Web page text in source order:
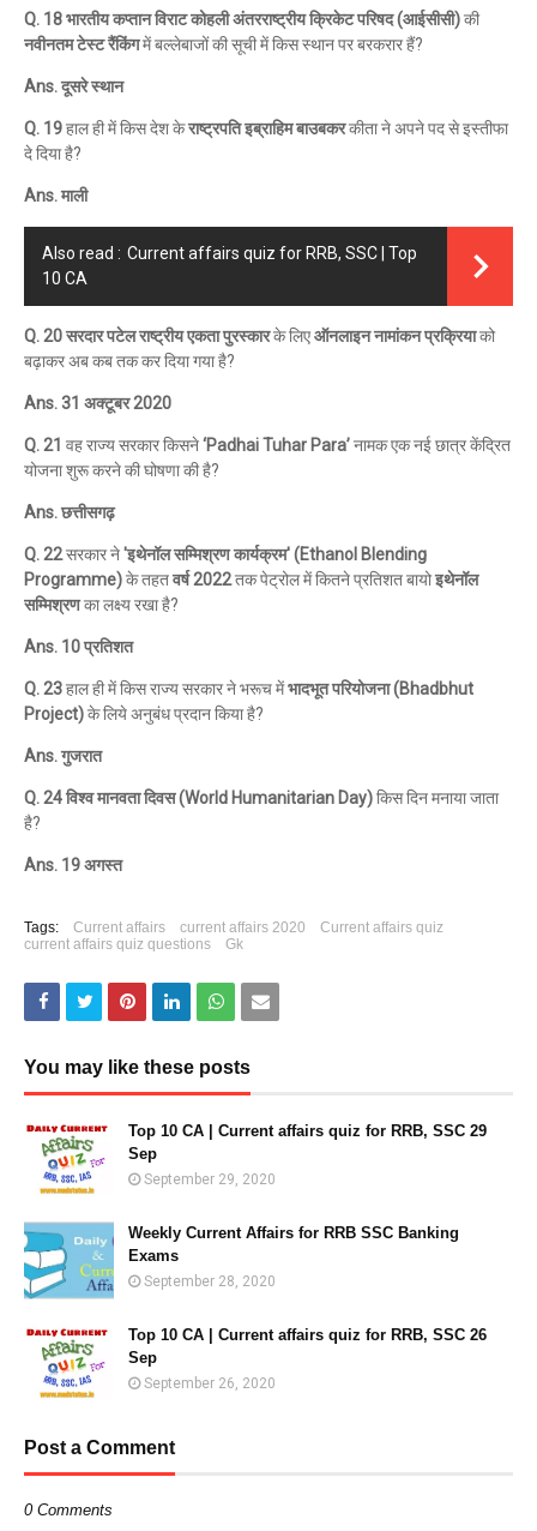
Q. 18 भारतीय कप्तान विराट कोहली अंतरराष्ट्रीय क्रिकेट परिषद (आईसीसी)की
नवीनतम टेस्ट रैंकिंगमें बल्लेबाजों की सूची में किस स्थान पर बरकरार हैं?
Ans. दूसरे स्थान
Q. 19हाल ही में किस देश केराष्ट्रपति इब्राहिम बाउबकरकीता ने अपने पद से इस्तीफा
दे दिया है?
Ans. माली
Also read : Current affairs quiz for RRB, SSC | Top
10 CA
Q. 20 सरदार पटेल राष्ट्रीय एकता पुरस्कारके लिएऑनलाइन नामांकन प्रक्रियाको
बढ़ाकर अब कब तक कर दिया गया है?
Ans. 31 अक्टूबर 2020
Q. 21 वह राज्य सरकार किसने‘Padhai Tuhar Para’नामक एक नई छात्र केंद्रित
योजना शुरू करने की घोषणा की है?
Ans. छत्तीसगढ़
Q. 22सरकार ने'इथेनॉल सम्मिश्रण कार्यक्रम' (Ethanol Blending
Programme)के तहतवर्ष 2022तक पेट्रोल में कितने प्रतिशत बायोइथेनॉल
सम्मिश्रणका लक्ष्य रखा है?
Ans. 10 प्रतिशत
Q. 23हाल ही में किस राज्य सरकार ने भरूच मेंभादभूत परियोजना (Bhadbhut
Project)के लिये अनुबंध प्रदान किया है?
Ans. गुजरात
Q. 24 विश्व मानवता दिवस (World Humanitarian Day)किस दिन मनाया जाता
है?
Ans. 19 अगस्त
Tags: Current affairs current affairs 2020
Current affairs quiz
current affairs quiz questions
Gk
You may like these posts
Top 10 CA | Current affairs quiz for RRB, SSC 29
Sep
September 29, 2020
Weekly Current Affairs for RRB SSC Banking
Exams
September 28, 2020
Top 10 CA | Current affairs quiz for RRB, SSC 26
Sep
September 26, 2020
Post a Comment
0 Comments